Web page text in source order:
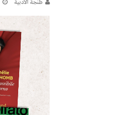
طنجة الأدبية